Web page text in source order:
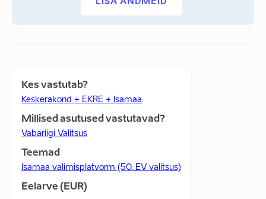
LISA ANDMEID
Kes vastutab?
Keskerakond + EKRE + Isamaa
Millised asutused vastutavad?
Vabariigi Valitsus
Teemad
Isamaa valimisplatvorm (50. EV valitsus)
Eelarve (EUR)